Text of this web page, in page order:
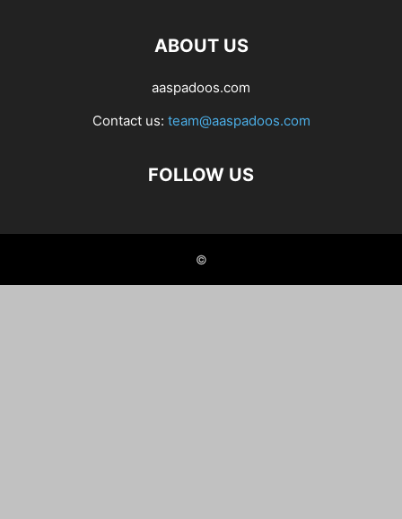
ABOUT US
aaspadoos.com
Contact us: team@aaspadoos.com
FOLLOW US
©